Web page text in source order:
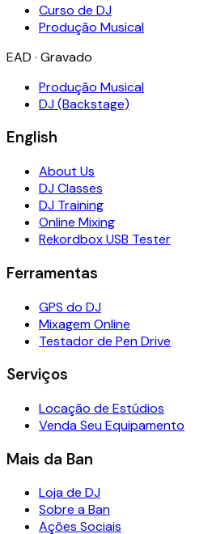
Curso de DJ
Produção Musical
EAD · Gravado
Produção Musical
DJ (Backstage)
English
About Us
DJ Classes
DJ Training
Online Mixing
Rekordbox USB Tester
Ferramentas
GPS do DJ
Mixagem Online
Testador de Pen Drive
Serviços
Locação de Estúdios
Venda Seu Equipamento
Mais da Ban
Loja de DJ
Sobre a Ban
Ações Sociais